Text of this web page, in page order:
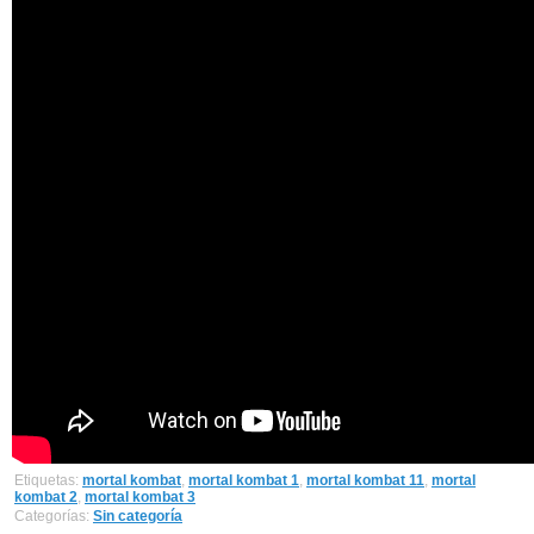
Etiquetas: mortal kombat, mortal kombat 1, mortal kombat 11, mortal
kombat 2, mortal kombat 3
Categorías: Sin categoría